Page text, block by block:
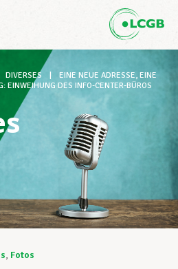
FR
im Arbeitsalltag
DIVERSES
EINE NEUE ADRESSE, EINE
EINWEIHUNG DES INFO-CENTER-BÜROS
, Fotos